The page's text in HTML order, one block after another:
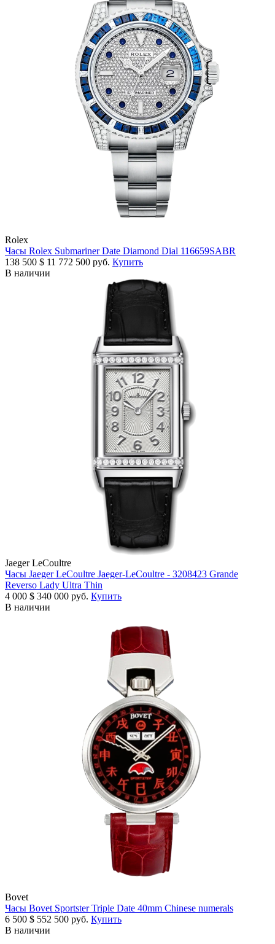
Rolex
Часы Rolex Submariner Date Diamond Dial 116659SABR
138 500 $ 11 772 500 руб. Купить
В наличии
Jaeger LeCoultre
Часы Jaeger LeCoultre Jaeger-LeCoultre - 3208423 Grande
Reverso Lady Ultra Thin
4 000 $ 340 000 руб. Купить
В наличии
Bovet
Часы Bovet Sportster Triple Date 40mm Chinese numerals
6 500 $ 552 500 руб. Купить
В наличии